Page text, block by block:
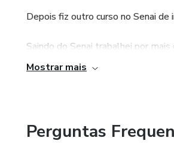
Depois fiz outro curso no Senai de
Saindo do Senai trabalhei por
marcas: Chevrolet, Land Rover,
Mostrar mais
Perguntas